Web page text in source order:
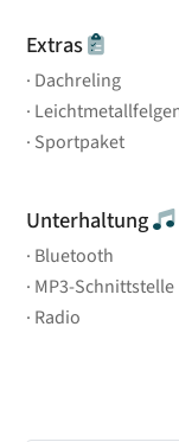
Extras
Dachreling
Sportpaket
Unterhaltung
Bluetooth
MP3-Schnittstelle
Radio